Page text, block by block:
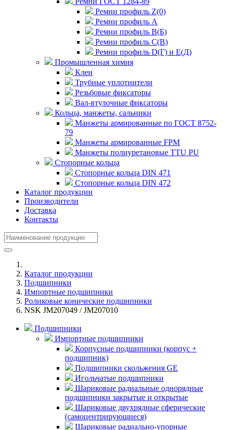
Ремни профиль Z(0)
Ремни профиль А
Ремни профиль В(Б)
Ремни профиль С(В)
Ремни профиль D(Г) и E(Д)
Промышленная химия
Клеи
Трубные уплотнители
Резьбовые фиксаторы
Вал-втулочные фиксаторы
Кольца, манжеты, сальники
Манжеты армированные по ГОСТ 8752-
79
Манжеты армированные FPM
Манжеты полиуретановые TTU PU
Стопорные кольца
Стопорные кольца DIN 471
Стопорные кольца DIN 472
Каталог продукции
Производители
Доставка
Контакты
Каталог продукции
Подшипники
Импортные подшипники
Роликовые конические подшипники
NSK JM207049 / JM207010
Подшипники
Импортные подшипники
Корпусные подшипники (корпус +
подшипник)
Подшипники скольжения GE
Игольчатые подшипники
Шариковые радиальные однорядные
подшипники закрытые и открытые
Шариковые двухрядные сферические
(самоцентрирующиеся)
Шариковые радиально-упорные